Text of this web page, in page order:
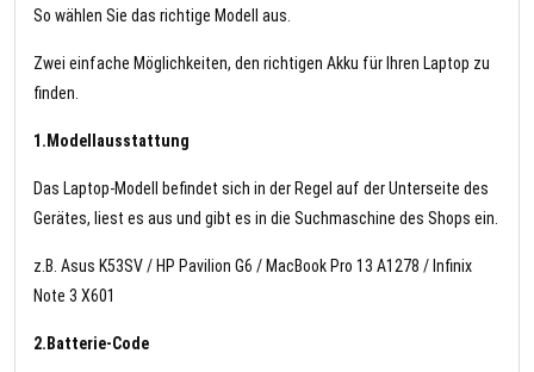
So wählen Sie das richtige Modell aus.
Zwei einfache Möglichkeiten, den richtigen Akku für Ihren Laptop zu
finden.
1.Modellausstattung
Das Laptop-Modell befindet sich in der Regel auf der Unterseite des
Gerätes, liest es aus und gibt es in die Suchmaschine des Shops ein.
z.B. Asus K53SV / HP Pavilion G6 / MacBook Pro 13 A1278 / Infinix
Note 3 X601
2.Batterie-Code